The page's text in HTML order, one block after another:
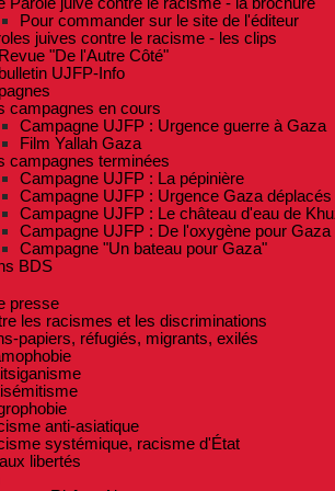
Pour commander sur le site de l'éditeur
juives contre le racisme - les clips
"De l'Autre Côté"
UJFP-Info
campagnes en cours
Campagne UJFP : Urgence guerre à Gaza
Film Yallah Gaza
campagnes terminées
Campagne UJFP : La pépinière
Campagne UJFP : Urgence Gaza déplacés
Campagne UJFP : Le château d'eau de
Campagne UJFP : De l'oxygène pour Gaza
Campagne "Un bateau pour Gaza"
BDS
presse
les racismes et les discriminations
papiers, réfugiés, migrants, exilés
anti-asiatique
systémique, racisme d'État
libertés